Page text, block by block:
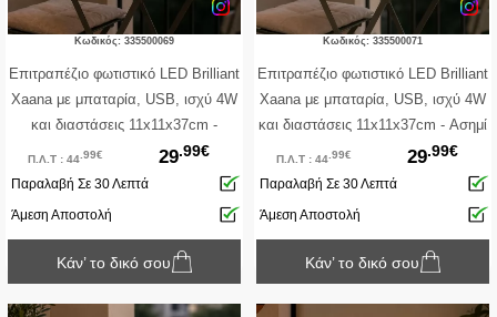
Κωδικός: 335500069
Επιτραπέζιο φωτιστικό LED Brilliant
Xaana με μπαταρία, USB, ισχύ 4W
και διαστάσεις 11x11x37cm -
Χάλκινο
Π.Λ.Τ : 44.99€ 29.99€
Παραλαβή Σε 30 Λεπτά
Άμεση Αποστολή
Κάν’ το δικό σου
Κωδικός: 335500071
Επιτραπέζιο φωτιστικό LED Brilliant
Xaana με μπαταρία, USB, ισχύ 4W
και διαστάσεις 11x11x37cm - Ασημί
Π.Λ.Τ : 44.99€ 29.99€
Παραλαβή Σε 30 Λεπτά
Άμεση Αποστολή
Κάν’ το δικό σου